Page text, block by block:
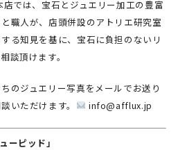
では、宝石とジュエリー加工の豊富
職人が、店頭併設のアトリエ研究室
る知見を基に、宝石に負担のないリ
談頂けます。
のジュエリー写真をメールでお送り
いただけます。
info@afflux.jp
ーピッド」